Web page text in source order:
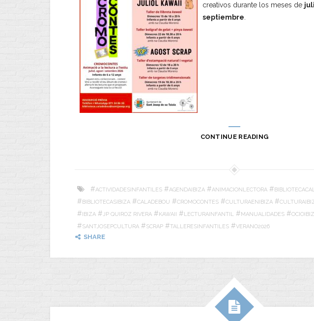
creativos durante los meses de
septiembre
CONTINUE READING
#ACTIVIDADESINFANTILES #AGENDAIBIZA #ANIMACIONLECTORA #
#BIBLIOTECASIBIZA #CALADEBOU #CROMOCONTES #CULTURAENIBIZA #
#IBIZA #JP QUIROZ RIVERA #KAWAII #LECTURAINFANTIL #MANUALIDADES #
#SANTJOSEPCULTURA #SCRAP #TALLERESINFANTILES #VERANO2026
SHARE